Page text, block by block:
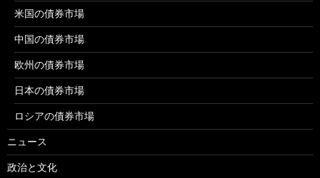
米国の債券市場
中国の債券市場
欧州の債券市場
日本の債券市場
ロシアの債券市場
ニュース
政治と文化